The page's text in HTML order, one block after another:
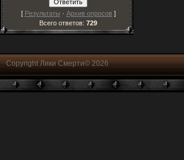
[ Результаты · Архив опросов ]
Всего ответов: 729
Copyright Лики Смерти© 2026